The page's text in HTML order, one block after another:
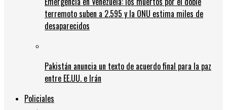
terremoto suben a 2.595 y la ONU estima miles de
desaparecidos
Pakistán anuncia un texto de acuerdo final para la paz
entre EE.UU. e Irán
Policiales